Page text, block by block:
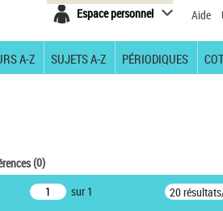
Espace personnel Aide
A-Z SUJETS A-Z PÉRIODIQUES
(0)
sur 1 20